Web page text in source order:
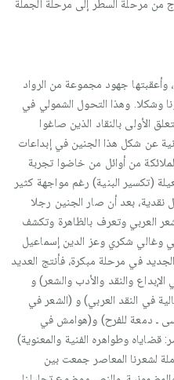
من مرحلة السطر إلى مرحلة الجملة
وأعقبتها جهود مجموعة من الرواد
وشكلا. وهذا التحول الشمولي في
الأولى بالنقاد الذين صاغوا
عن شكل هذا الجنين في إبداعات
من أوائل من خاضوا تجربة
(تكسير البنية) رغم مواجهة كثير
نقدية، بعد أن صار الجنين رجلا
العربي وتعرف بالظاهرة وتكشف
وغالي شكري وعز الدين إسماعيل
الجديد في مرحلة مبكرة، فأنتج العديد
والنقد والأدب والشعر) و
في النقد العربي) و (الشعر في
ـ دمعة للفرح) و(هوامش في
قضاياه وطواهره الفنية والمعنوية)
لشعرنا المعاصر جمعت بين